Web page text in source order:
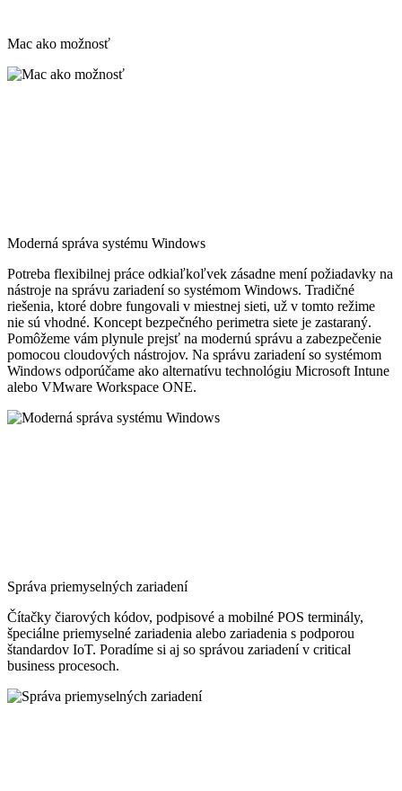
Mac ako možnosť
Moderná správa systému Windows
Potreba flexibilnej práce odkiaľkoľvek zásadne mení požiadavky na
nástroje na správu zariadení so systémom Windows. Tradičné
riešenia, ktoré dobre fungovali v miestnej sieti, už v tomto režime
nie sú vhodné. Koncept bezpečného perimetra siete je zastaraný.
Pomôžeme vám plynule prejsť na modernú správu a zabezpečenie
pomocou cloudových nástrojov. Na správu zariadení so systémom
Windows odporúčame ako alternatívu technológiu Microsoft Intune
alebo VMware Workspace ONE.
Správa priemyselných zariadení
Čítačky čiarových kódov, podpisové a mobilné POS terminály,
špeciálne priemyselné zariadenia alebo zariadenia s podporou
štandardov IoT. Poradíme si aj so správou zariadení v critical
business procesoch.